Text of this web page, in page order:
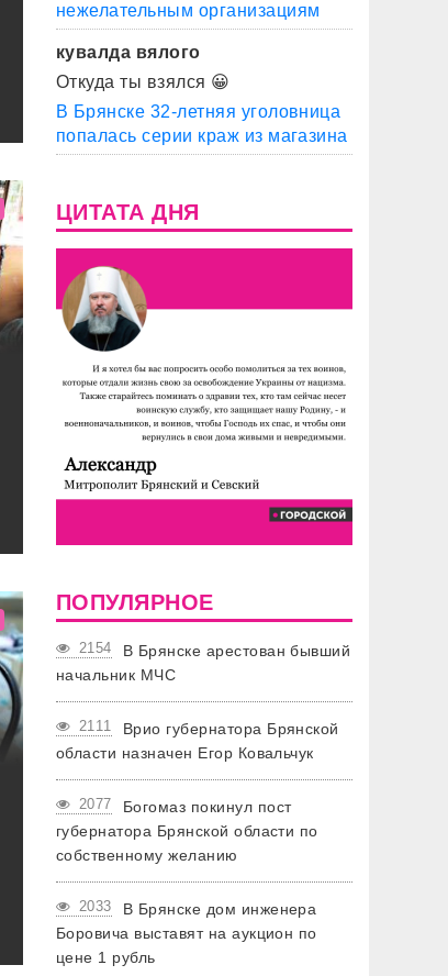
нежелательным организациям
кувалда вялого
Откуда ты взялся 😀
В Брянске 32-летняя уголовница
попалась серии краж из магазина
ЦИТАТА ДНЯ
ПОПУЛЯРНОЕ
2154
В Брянске арестован бывший
начальник МЧС
2111
Врио губернатора Брянской
области назначен Егор Ковальчук
2077
Богомаз покинул пост
губернатора Брянской области по
собственному желанию
2033
В Брянске дом инженера
Боровича выставят на аукцион по
цене 1 рубль